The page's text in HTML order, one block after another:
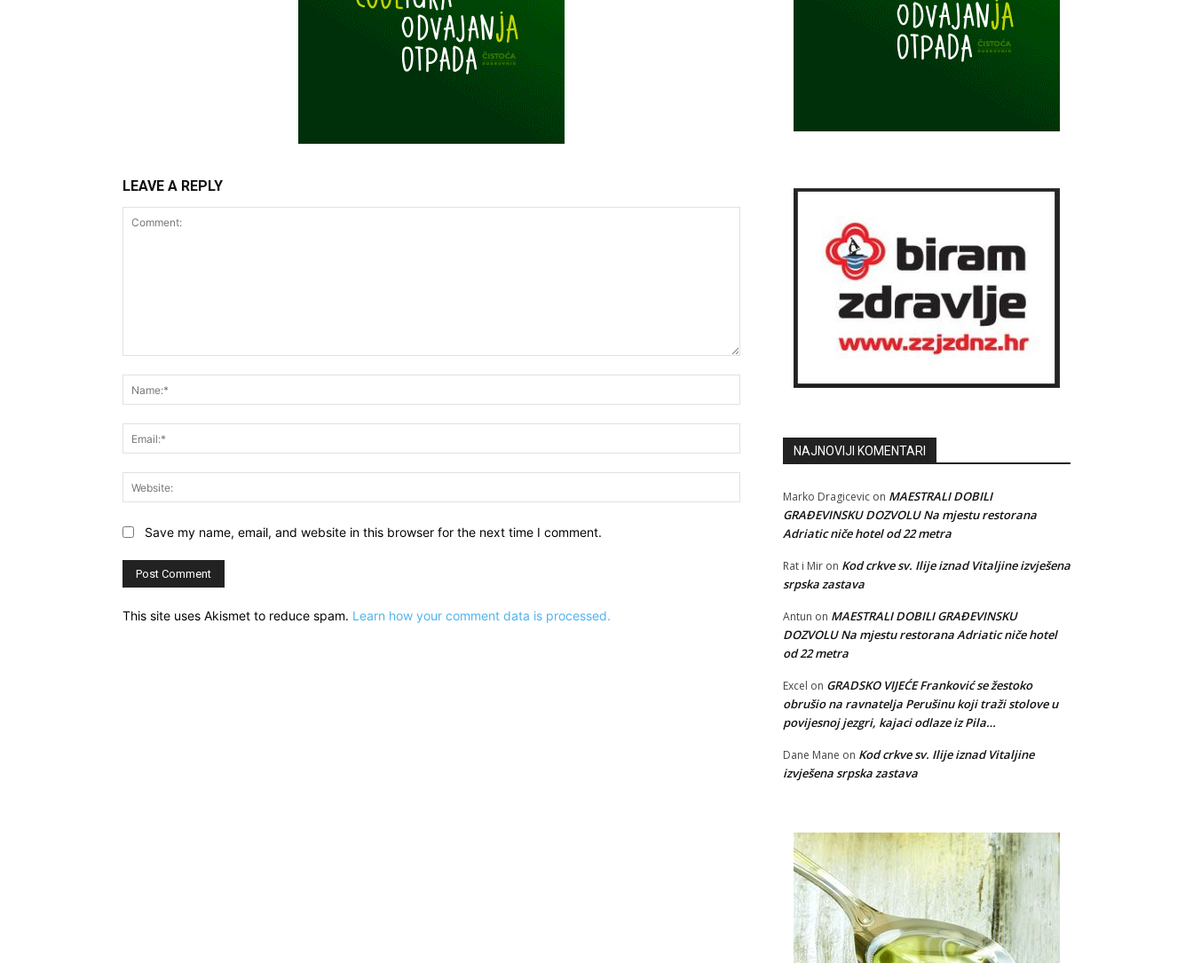
LEAVE A REPLY
Save my name, email, and website in this browser for the next time I comment.
This site uses Akismet to reduce spam. Learn how your comment data is processed.
NAJNOVIJI KOMENTARI
Marko Dragicevic on MAESTRALI DOBILI
GRAĐEVINSKU DOZVOLU Na mjestu restorana
Adriatic niče hotel od 22 metra
Rat i Mir on Kod crkve sv. Ilije iznad Vitaljine izvješena
srpska zastava
Antun on MAESTRALI DOBILI GRAĐEVINSKU
DOZVOLU Na mjestu restorana Adriatic niče hotel
od 22 metra
Excel on GRADSKO VIJEĆE Franković se žestoko
obrušio na ravnatelja Perušinu koji traži stolove u
povijesnoj jezgri, kajaci odlaze iz Pila…
Dane Mane on Kod crkve sv. Ilije iznad Vitaljine
izvješena srpska zastava